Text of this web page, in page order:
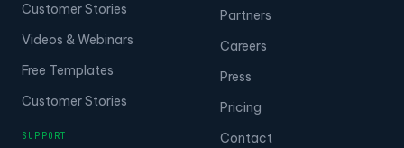
Customer Stories
Videos & Webinars
Free Templates
Customer Stories
SUPPORT
Partners
Careers
Press
Pricing
Contact